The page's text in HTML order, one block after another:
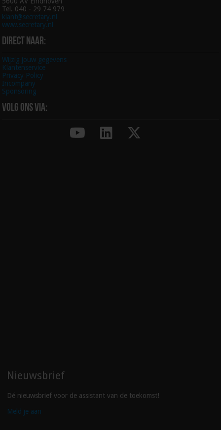
Tel. 040 - 29 74 979
klant@secretary.nl
www.secretary.nl
Direct naar:
Wijzig jouw gegevens
Klantenservice
Privacy Policy
Incompany
Sponsoring
Volg ons via:
Nieuwsbrief
Dé nieuwsbrief voor de assistant van de toekomst!
Meld je aan